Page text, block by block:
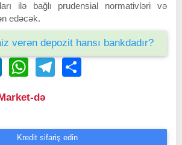
ilə bağlı prudensial normativləri və
edəcək.
verən depozit hansı bankdadır?
LinkedIn WhatsAppTelegram
də
Kredit sifariş edin